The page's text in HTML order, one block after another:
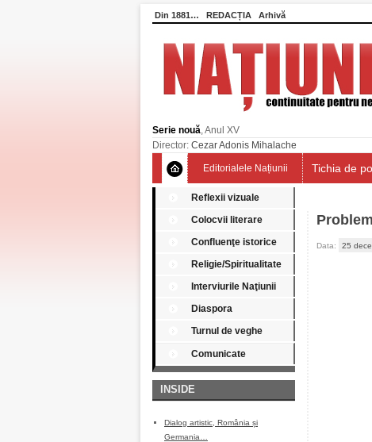
Din 1881… REDACȚIA Arhivă
Serie nouă, Anul XV
Director: Cezar Adonis Mihalache
Editorialele Națiunii Tichia de
Reflexii vizuale
Colocvii literare
Confluenţe istorice
Religie/Spiritualitate
Interviurile Naţiunii
Diaspora
Turnul de veghe
Comunicate
INSIDE
Dialog artistic, România și
Germania…
Data: 25